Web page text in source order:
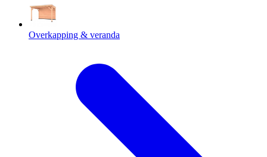
Overkapping & veranda